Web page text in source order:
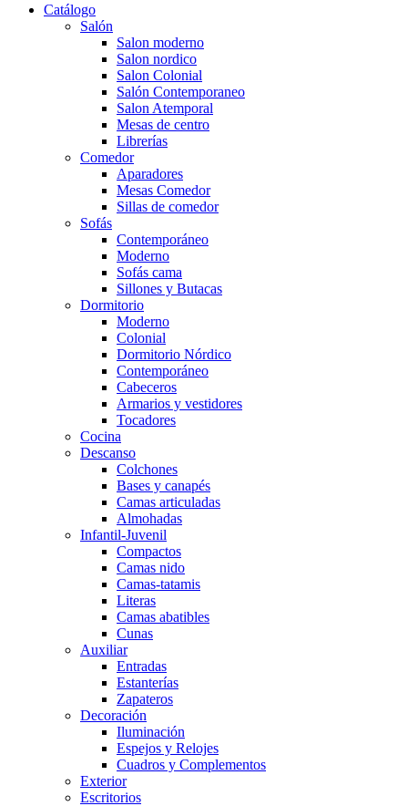
Catálogo
Salón
Salon moderno
Salon nordico
Salon Colonial
Salón Contemporaneo
Salon Atemporal
Mesas de centro
Librerías
Comedor
Aparadores
Mesas Comedor
Sillas de comedor
Sofás
Contemporáneo
Moderno
Sofás cama
Sillones y Butacas
Dormitorio
Moderno
Colonial
Dormitorio Nórdico
Contemporáneo
Cabeceros
Armarios y vestidores
Tocadores
Cocina
Descanso
Colchones
Bases y canapés
Camas articuladas
Almohadas
Infantil-Juvenil
Compactos
Camas nido
Camas-tatamis
Literas
Camas abatibles
Cunas
Auxiliar
Entradas
Estanterías
Zapateros
Decoración
Iluminación
Espejos y Relojes
Cuadros y Complementos
Exterior
Escritorios